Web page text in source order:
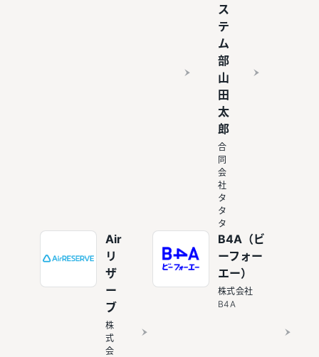
ス
テ
ム
部
山
田
太
郎
合
同
会
社
タ
タ
タ
Air
リ
ザ
ー
ブ
株
式
会
B4A（ビ
ーフォー
エー）
株式会社
B4A